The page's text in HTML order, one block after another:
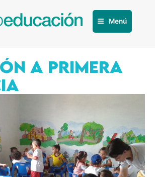
Menú
A PRIMERA